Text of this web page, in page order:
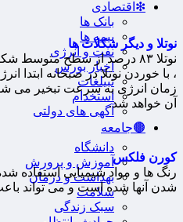
❇اقتصادی
بانک ها
بیمه ها
نفت و انرژی
اخبار بورس
تبیلغات
استخدام
آگهی های دولتی
🟤جامعه
دانشگاه
آموزش و پرورش
بهداشت و درمان
سلامت
سبک زندگی
نوتلا و دیگر شکلات ها
نوتلا ۸۳ درصد از سطح
، با خوردن نوتلا در صبحانه ابتدا
زمان انرژی به سرعت تبخیر می
آن خواهد شد.
کورن فلکس
رنگ ها و مواد شیمیایی
شدن آنها شده است و می تواند